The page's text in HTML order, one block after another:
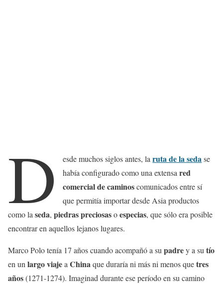
D esde muchos siglos antes, laruta de la sedase
había configurado como una extensared
comercial de caminoscomunicados entre sí
que permitía importar desde Asia productos
como la seda, piedras preciosasoespecias, que sólo era posible
encontrar en aquellos lejanos lugares.
Marco Polo tenía 17 años cuando acompañó a su padrey a su tío
en un largo viajea Chinaque duraría ni más ni menos quetres
años(1271-1274). Imaginad durante ese período en su camino